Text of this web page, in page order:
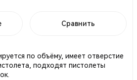
Сравнить
по объёму, имеет отверстие
подходят пистолеты